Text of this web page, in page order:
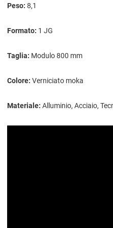
Peso: 8,1
Formato: 1 JG
Taglia: Modulo 800 mm
Colore: Verniciato moka
Materiale: Alluminio, Acciaio,